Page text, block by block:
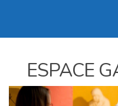
ESPACE